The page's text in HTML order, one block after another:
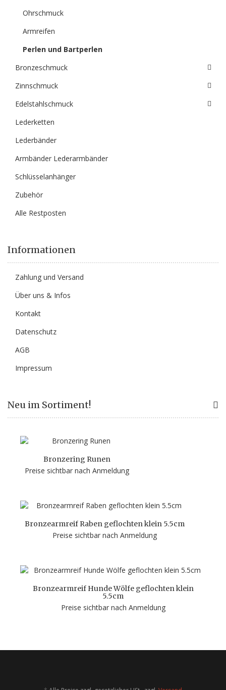
Ohrschmuck
Armreifen
Perlen und Bartperlen
Bronzeschmuck
Zinnschmuck
Edelstahlschmuck
Lederketten
Lederbänder
Armbänder Lederarmbänder
Schlüsselanhänger
Zubehör
Alle Restposten
Informationen
Zahlung und Versand
Über uns & Infos
Kontakt
Datenschutz
AGB
Impressum
Neu im Sortiment!
Bronzering Runen
Preise sichtbar nach Anmeldung
Bronzearmreif Raben geflochten klein 5.5cm
Preise sichtbar nach Anmeldung
Bronzearmreif Hunde Wölfe geflochten klein
5.5cm
Preise sichtbar nach Anmeldung